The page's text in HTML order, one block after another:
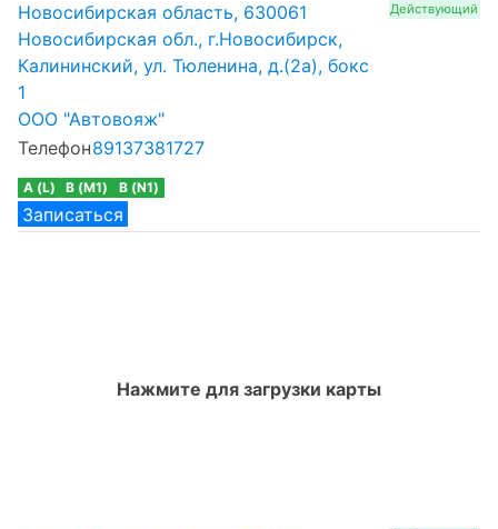
Новосибирская область, 630061
Новосибирская обл., г.Новосибирск,
Калининский, ул. Тюленина, д.(2а), бокс
1
ООО "Автовояж"
Телефон89137381727
A (L) B (M1) B (N1)
Записаться
Действующий
Нажмите для загрузки карты